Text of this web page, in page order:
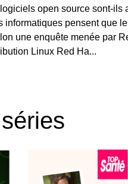
open source sont-ils
informatiques pensent que
une enquête menée par
Linux Red Ha...